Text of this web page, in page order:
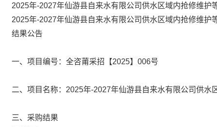
2025年-2027年仙游县自来水有限公司供水区域内抢修维护
2025年-2027年仙游县自来水有限公司供水区域内抢修维护
结果公告
一、项目编号： 全咨莆采招【2025】006号
二、项目名称： 2025年-2027年仙游县自来水有限公司供水
三、采购结果